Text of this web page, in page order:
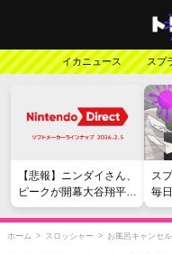
イカニュース スプ
【悲報】ニンダイさん、
ピークが開幕大谷翔平の
がっかりダイレクトだっ
たと言われてしまう
ス
毎
い
行
ホーム > スロッシャー > お風呂キャンセ